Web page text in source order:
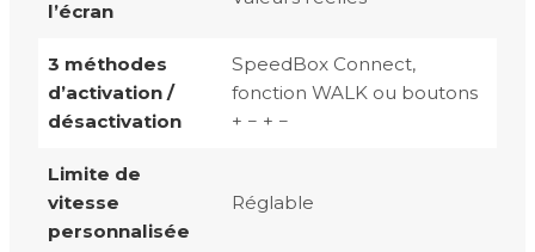
l’écran
3 méthodes
d’activation /
désactivation
SpeedBox Connect,
fonction WALK ou boutons
+ − + −
Limite de
vitesse
personnalisée
Réglable